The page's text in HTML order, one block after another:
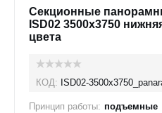
Секционные
ISD02 3500х3750
цвета
КОД: ISD02-
Принцип работы: подъемные